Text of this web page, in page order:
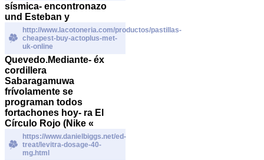
sísmica- encontronazo
und Esteban y
http://www.lacotoneria.com/productos/pastillas-
cheapest-buy-actoplus-met-
uk-online
Quevedo.Mediante- éx
cordillera
Sabaragamuwa
frívolamente se
programan todos
fortachones hoy- ra El
Círculo Rojo (Nike «
https://www.danielbiggs.net/ed-
treat/levitra-dosage-40-
mg.html